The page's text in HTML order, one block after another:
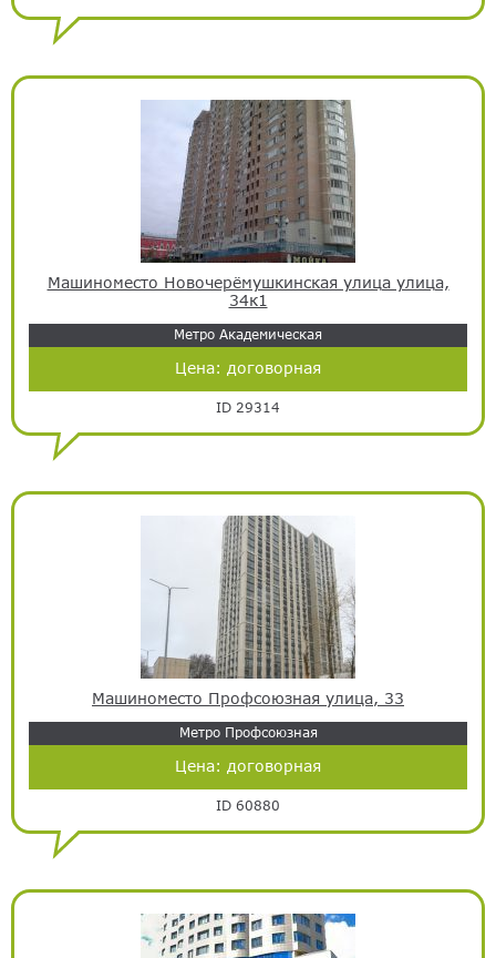
Машиноместо Новочерёмушкинская улица улица,
34к1
Метро Академическая
Цена: договорная
ID 29314
Машиноместо Профсоюзная улица, 33
Метро Профсоюзная
Цена: договорная
ID 60880